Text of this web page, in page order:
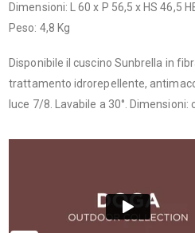
Dimensioni: L 60 x P 56,5 x HS 46,5
Peso: 4,8 Kg
Disponibile il cuscino Sunbrella in
trattamento idrorepellente,
luce 7/8. Lavabile a 30°. Dimensioni: